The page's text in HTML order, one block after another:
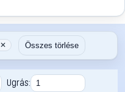
✕ Összes törlése
Ugrás: